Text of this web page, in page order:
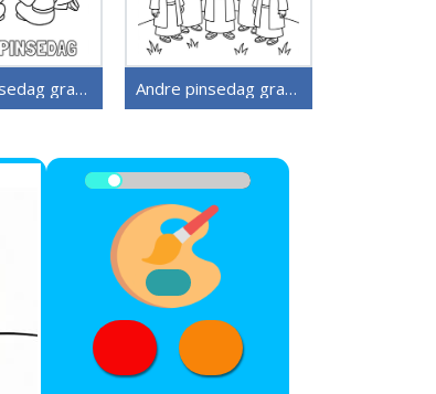
Andre pinsedag gratis Andre pinsedag gratis utskriftbar